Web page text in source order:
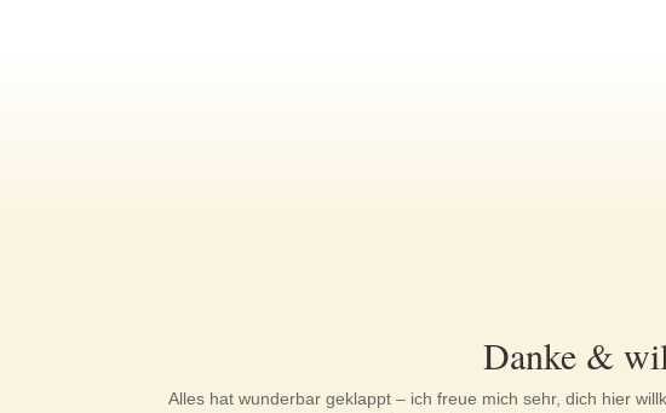
Danke &
Alles hat wunderbar geklappt – ich freue mich sehr, dich hier